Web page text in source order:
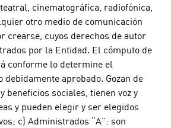
cinematográfica, radiofónica,
otro medio de comunicación
crearse, cuyos derechos de autor
por la Entidad. El cómputo de
conforme lo determine el
aprobado. Gozan de
beneficios sociales, tienen voz y
y pueden elegir y ser elegidos
c) Administrados “A”: son